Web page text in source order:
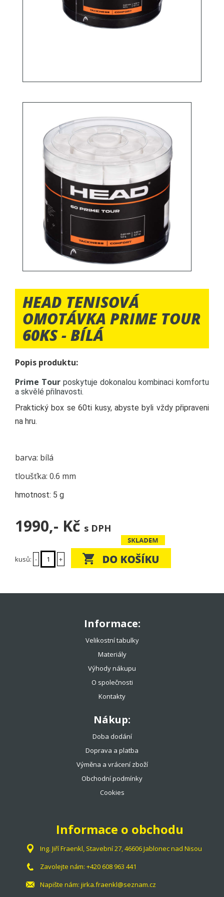
HEAD TENISOVÁ
OMOTÁVKA PRIME TOUR
60KS - BÍLÁ
Popis produktu:
Prime Tour poskytuje dokonalou kombinaci komfortu
a skvělé přilnavosti.
Praktický box se 60ti kusy, abyste byli vždy připraveni
na hru.
barva: bílá
tloušťka: 0.6 mm
hmotnost: 5 g
1990,- Kč s DPH
kusů: - +
Informace:
Velikostní tabulky
Materiály
Výhody nákupu
O společnosti
Kontakty
Nákup:
Doba dodání
Doprava a platba
Výměna a vrácení zboží
Obchodní podmínky
Cookies
Informace o obchodu
Ing. Jiří Fraenkl, Stavební 27, 46606 Jablonec nad Nisou
Zavolejte nám: +420 608 963 441
Napište nám: jirka.fraenkl@seznam.cz